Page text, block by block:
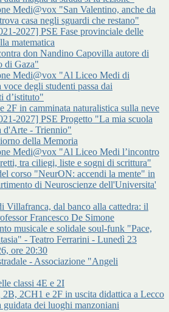
Medi@vox "San Valentino, anche da
casa negli sguardi che restano"
2027] PSE Fase provinciale delle
matematica
don Nandino Capovilla autore di
di Gaza"
Medi@vox "Al Liceo Medi di
degli studenti passa dai
d’istituto"
2F in camminata naturalistica sulla neve
2027] PSE Progetto "La mia scuola
d'Arte - Triennio"
della Memoria
Medi@vox "Al Liceo Medi l’incontro
tra ciliegi, liste e sogni di scrittura"
corso "NeurON: accendi la mente" in
di Neuroscienze dell'Universita'
Villafranca, dal banco alla cattedra: il
Francesco De Simone
musicale e solidale soul-funk "Pace,
- Teatro Ferrarini - Lunedì 23
ore 20:30
- Associazione "Angeli
classi 4E e 2I
2CH1 e 2F in uscita didattica a Lecco
guidata dei luoghi manzoniani